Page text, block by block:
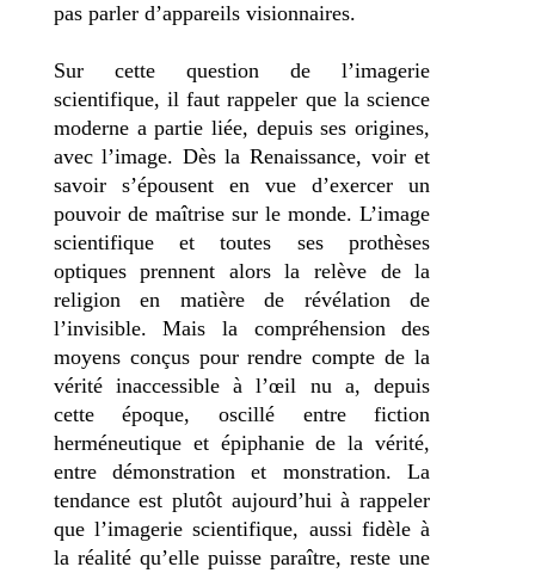
pas parler d’appareils visionnaires.
Sur cette question de l’imagerie
scientifique, il faut rappeler que la science
moderne a partie liée, depuis ses origines,
avec l’image. Dès la Renaissance, voir et
savoir s’épousent en vue d’exercer un
pouvoir de maîtrise sur le monde. L’image
scientifique et toutes ses prothèses
optiques prennent alors la relève de la
religion en matière de révélation de
l’invisible. Mais la compréhension des
moyens conçus pour rendre compte de la
vérité inaccessible à l’œil nu a, depuis
cette époque, oscillé entre fiction
herméneutique et épiphanie de la vérité,
entre démonstration et monstration. La
tendance est plutôt aujourd’hui à rappeler
que l’imagerie scientifique, aussi fidèle à
la réalité qu’elle puisse paraître, reste une